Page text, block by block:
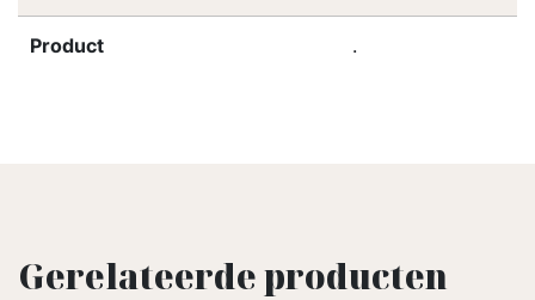
Product .
Gerelateerde producten